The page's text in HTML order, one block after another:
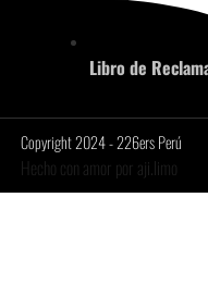
Libro de
Copyright 2024 - 226ers Perú
Hecho con amor por aji.limo